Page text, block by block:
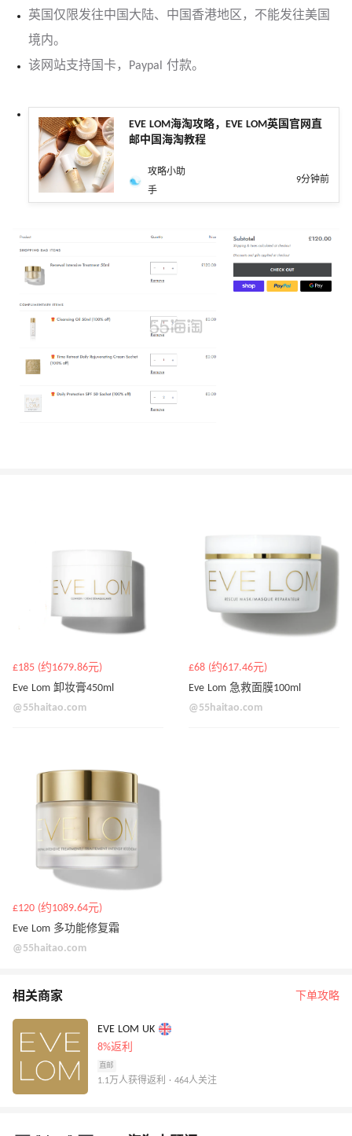
英国仅限发往中国大陆、中国香港地区，不能发往美国
境内。
该网站支持国卡，Paypal 付款。
EVE LOM海淘攻略，EVE LOM英国官网直
邮中国海淘教程
攻略小助
手
9分钟前
£185 (约1679.86元)
Eve Lom 卸妆膏450ml
@55haitao.com
£68 (约617.46元)
Eve Lom 急救面膜100ml
@55haitao.com
£120 (约1089.64元)
Eve Lom 多功能修复霜
@55haitao.com
相关商家 下单攻略
EVE LOM UK
8%返利
直邮
1.1万人获得返利 · 464人关注